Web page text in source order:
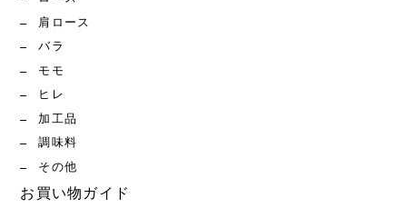
肩ロース
バラ
モモ
ヒレ
加工品
調味料
その他
お買い物ガイド